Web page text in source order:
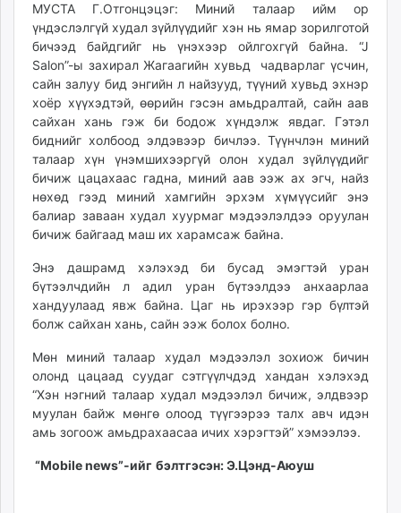
mminfo.mn
ugluu.mn
urlag.mn
unen.mn
asu.mn
shudarga.mn
shuurhai.mn
unuudur.mn
isee.mn
mglradio.com
itoim.mn
tumen.mn
shuum.mn
tvmongolia.mn
mass.mn
unegui.mn
assa.mn
tac.mn
МУСТА Г.Отгонцэцэг: Миний талаар ийм ор
үндэслэлгүй худал зүйлүүдийг хэн нь ямар зорилготой
бичээд байдгийг нь үнэхээр ойлгохгүй байна. “J
Salon”-ы захирал Жагаагийн хувьд чадварлаг үсчин,
сайн залуу бид энгийн л найзууд, түүний хувьд эхнэр
хоёр хүүхэдтэй, өөрийн гэсэн амьдралтай, сайн аав
сайхан хань гэж би бодож хүндэлж явдаг. Гэтэл
биднийг холбоод элдэвээр бичлээ. Түүнчлэн миний
талаар хүн үнэмшихээргүй олон худал зүйлүүдийг
бичиж цацахаас гадна, миний аав ээж ах эгч, найз
нөхөд гээд миний хамгийн эрхэм хүмүүсийг энэ
балиар заваан худал хуурмаг мэдээлэлдээ оруулан
бичиж байгаад маш их харамсаж байна.
Энэ дашрамд хэлэхэд би бусад эмэгтэй уран
бүтээлчдийн л адил уран бүтээлдээ анхаарлаа
хандуулаад явж байна. Цаг нь ирэхээр гэр бүлтэй
болж сайхан хань, сайн ээж болох болно.
Мөн миний талаар худал мэдээлэл зохиож бичин
олонд цацаад суудаг сэтгүүлчдэд хандан хэлэхэд
“Хэн нэгний талаар худал мэдээлэл бичиж, элдвээр
муулан байж мөнгө олоод түүгээрээ талх авч идэн
амь зогоож амьдрахаасаа ичих хэрэгтэй” хэмээлээ.
“Mobile news”-ийг бэлтгэсэн: Э.Цэнд-Аюуш